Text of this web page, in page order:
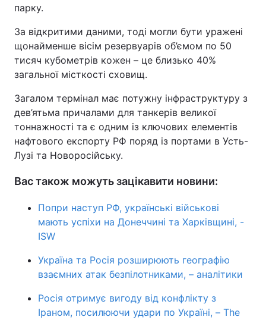
парку.
За відкритими даними, тоді могли бути уражені
щонайменше вісім резервуарів об’ємом по 50
тисяч кубометрів кожен – це близько 40%
загальної місткості сховищ.
Загалом термінал має потужну інфраструктуру з
дев’ятьма причалами для танкерів великої
тоннажності та є одним із ключових елементів
нафтового експорту РФ поряд із портами в Усть-
Лузі та Новоросійську.
Вас також можуть зацікавити новини:
Попри наступ РФ, українські військові
мають успіхи на Донеччині та Харківщині, -
ISW
Україна та Росія розширюють географію
взаємних атак безпілотниками, – аналітики
Росія отримує вигоду від конфлікту з
Іраном, посилюючи удари по Україні, – The